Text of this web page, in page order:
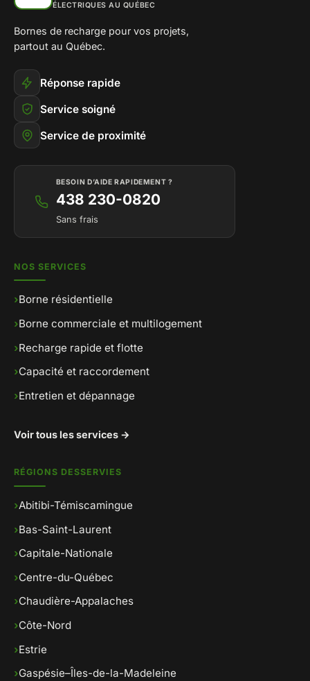
ÉLECTRIQUES AU QUÉBEC
Bornes de recharge pour vos projets,
partout au Québec.
Réponse rapide
Service soigné
Service de proximité
BESOIN D’AIDE RAPIDEMENT ?
438 230-0820
Sans frais
NOS SERVICES
›Borne résidentielle
›Borne commerciale et multilogement
›Recharge rapide et flotte
›Capacité et raccordement
›Entretien et dépannage
Voir tous les services →
RÉGIONS DESSERVIES
›Abitibi-Témiscamingue
›Bas-Saint-Laurent
›Capitale-Nationale
›Centre-du-Québec
›Chaudière-Appalaches
›Côte-Nord
›Estrie
›Gaspésie–Îles-de-la-Madeleine